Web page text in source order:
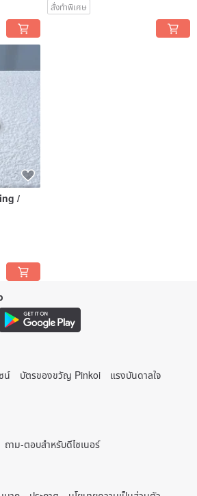
สั่งทำพิเศษ
/
น์ บัตรของขวัญ Pinkoi
แรงบันดาลใจ
ถาม-ตอบสำหรับดีไซเนอร์